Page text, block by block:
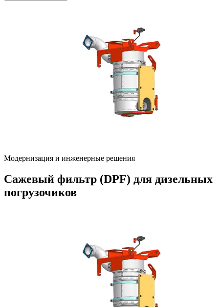
Модернизация и инженерные решения
Сажевый фильтр (DPF) для дизельных
погрузочиков